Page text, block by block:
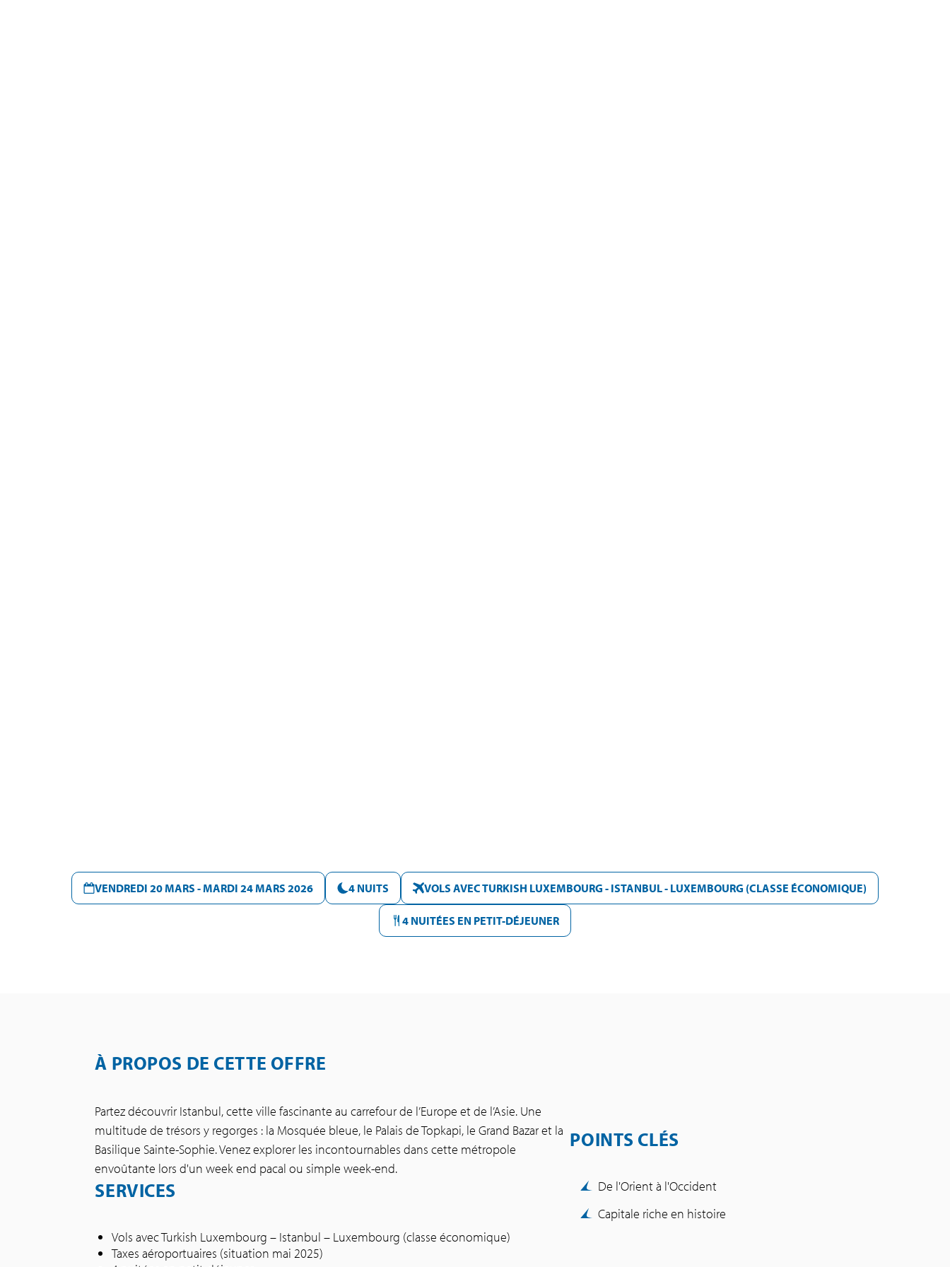
VENDREDI 20 MARS - MARDI 24 MARS 2026 4 NUITS VOLS AVEC TURKISH LUXEMBOURG - ISTANBUL - LUXEMBOURG (CLASSE ÉCONOMIQUE)
4 NUITÉES EN PETIT-DÉJEUNER
À PROPOS DE CETTE OFFRE
Partez découvrir Istanbul, cette ville fascinante au carrefour de l’Europe et de l’Asie. Une
multitude de trésors y regorges : la Mosquée bleue, le Palais de Topkapi, le Grand Bazar et la
Basilique Sainte-Sophie. Venez explorer les incontournables dans cette métropole
envoûtante lors d'un week end pacal ou simple week-end.
SERVICES
Vols avec Turkish Luxembourg – Istanbul – Luxembourg (classe économique)
Taxes aéroportuaires (situation mai 2025)
POINTS CLÉS
De l'Orient à l'Occident
Capitale riche en histoire